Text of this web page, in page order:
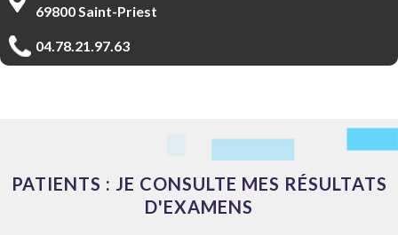
69800 Saint-Priest
04.78.21.97.63
PATIENTS : JE CONSULTE MES RÉSULTATS
D'EXAMENS